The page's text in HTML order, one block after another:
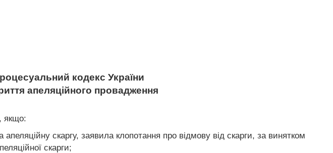
кодекс України
апеляційного провадження
якщо:
скаргу, заявила клопотання про відмову від скарги, за винятком
скарги;